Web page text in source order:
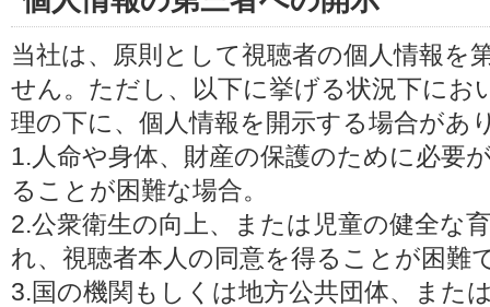
当社は、原則として視聴者の個人情報を
せん。ただし、以下に挙げる状況下にお
理の下に、個人情報を開示する場合があ
1.人命や身体、財産の保護のために必要
ることが困難な場合。
2.公衆衛生の向上、または児童の健全な
れ、視聴者本人の同意を得ることが困難
3.国の機関もしくは地方公共団体、また